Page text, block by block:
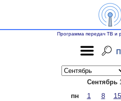
Программа передач ТВ и
Сентябрь
пн 1 8 15